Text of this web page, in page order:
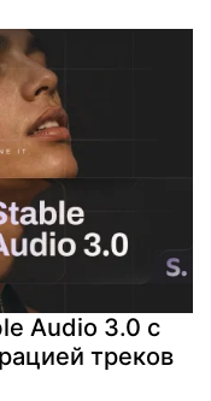
Audio 3.0 с
треков